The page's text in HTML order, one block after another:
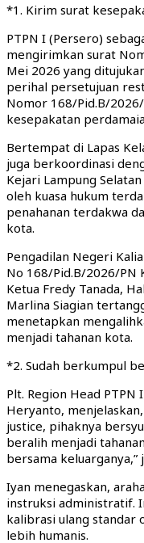
*1. Kirim surat
PTPN I (Persero)
mengirimkan surat
Mei 2026 yang
perihal persetujuan
Nomor 168/Pid.B/
kesepakatan
Bertempat di Lapas
juga berkoordinasi
Kejari Lampung
oleh kuasa hukum
penahanan terdakwa
kota.
Pengadilan Negeri
No 168/Pid.B/2026/PN
Ketua Fredy Tanada,
Marlina Siagian
menetapkan
menjadi tahanan kota.
*2. Sudah berkumpul
Plt. Region Head PTPN
Heryanto,
justice, pihaknya
beralih menjadi
bersama keluarganya,”
Iyan menegaskan,
instruksi administratif.
kalibrasi ulang standar
lebih humanis.